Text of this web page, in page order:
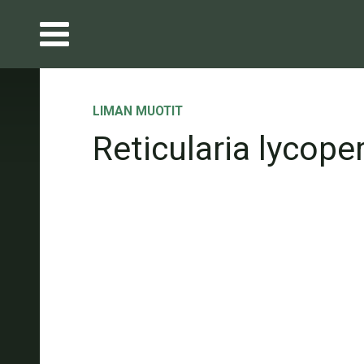
LIMAN MUOTIT
Reticularia